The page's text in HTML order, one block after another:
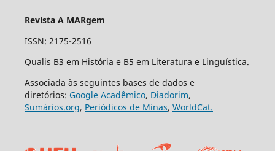
Revista A MARgem
ISSN: 2175-2516
Qualis B3 em História e B5 em Literatura e Linguística.
Associada às seguintes bases de dados e
diretórios: Google Acadêmico, Diadorim,
Sumários.org, Periódicos de Minas, WorldCat.